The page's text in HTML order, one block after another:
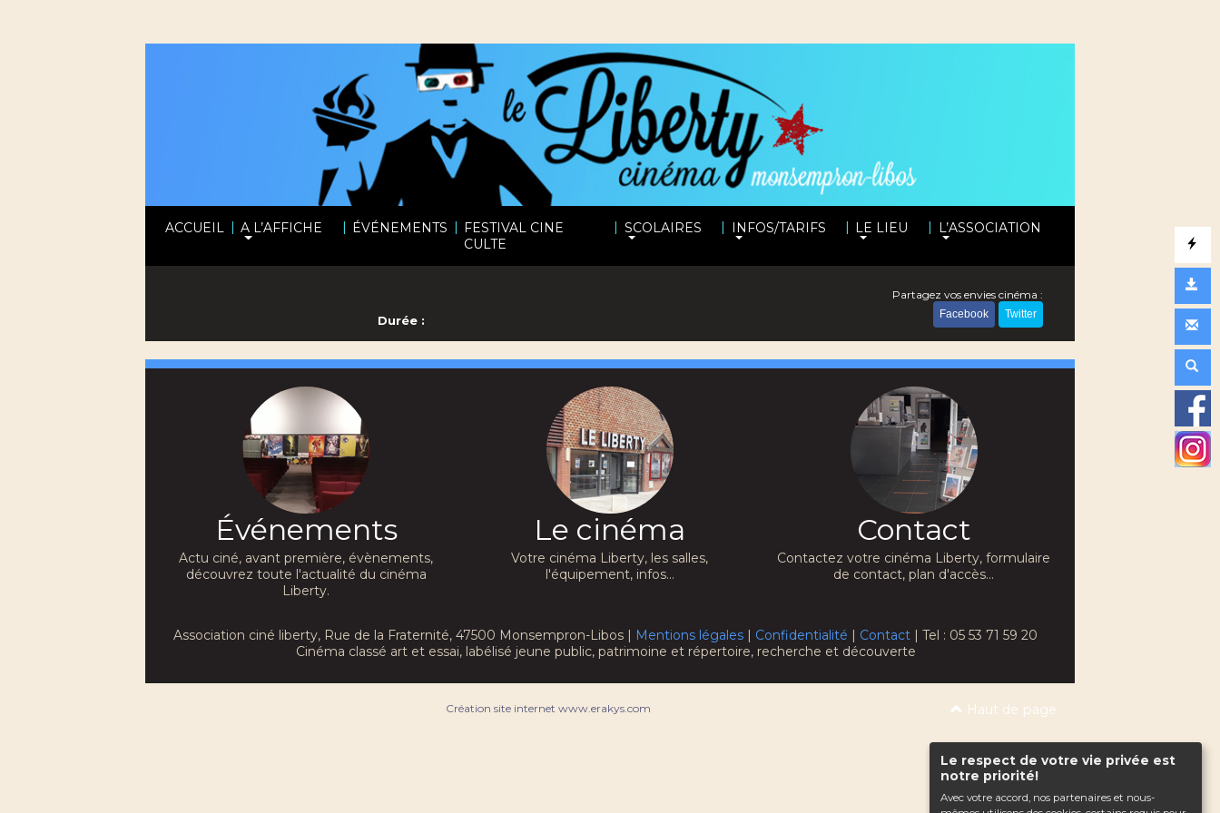
Le respect de votre vie privée est
notre priorité!
Avec votre accord, nos partenaires et nous-
ACCUEIL | A L’AFFICHE | ÉVÉNEMENTS | FESTIVAL CINE
CULTE
| SCOLAIRES | INFOS/TARIFS | LE LIEU | L’ASSOCIATION
Durée :
Partagez vos envies cinéma :
Facebook Twitter
Événements
Actu ciné, avant première, évènements,
découvrez toute l'actualité du cinéma
Liberty.
Le cinéma
Votre cinéma Liberty, les salles,
l'équipement, infos...
Contact
Contactez votre cinéma Liberty, formulaire
de contact, plan d'accès...
Association ciné liberty, Rue de la Fraternité, 47500 Monsempron-Libos | Mentions légales | Confidentialité | Contact | Tel : 05 53 71 59 20
Cinéma classé art et essai, labélisé jeune public, patrimoine et répertoire, recherche et découverte
Haut de page
Création site internet www.erakys.com